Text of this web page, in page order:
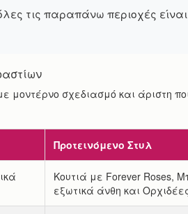
τις παραπάνω περιοχές
μοντέρνο σχεδιασμό και άριστη
Προτεινόμενο Στυλ
Κουτιά με Forever Roses,
εξωτικά άνθη και